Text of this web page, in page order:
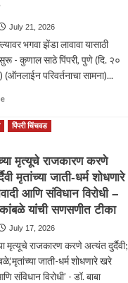
July 21, 2026
भगवा झेंडा लावावा यासाठी
- कुणाल साठे पिंपरी, पुणे (दि. २०
परिवर्तनाचा सामना)...
Read
about
सरकारने
भगवा
झेंडा
लावावा
अन्यथा
आंदोलन
–
डॉ.
श्रमिक
पिंपरी चिंचवड
मृत्यूचे राजकारण करणे
मृतांच्या जाती-धर्म शोधणारे
आणि संविधान विरोधी –
कांबळे यांची सणसणीत टीका
July 17, 2026
मृत्यूचे राजकारण करणे अत्यंत दुर्दैवी;
जाती-धर्म शोधणारे खरे
संविधान विरोधी’ - डॉ. बाबा